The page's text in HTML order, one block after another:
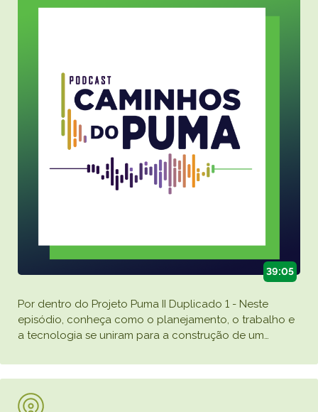
39:05
Por dentro do Projeto Puma II Duplicado 1 - Neste
episódio, conheça como o planejamento, o trabalho e
a tecnologia se uniram para a construção de um…